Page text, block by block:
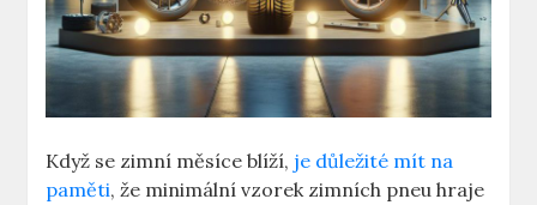
Když se zimní měsíce blíží, je důležité mít na
paměti, že minimální vzorek zimních pneu hraje